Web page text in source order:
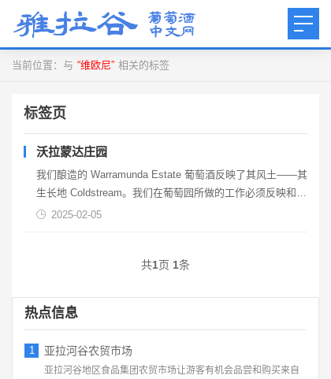
当前位置：与 “维欧尼” 相关的标签
标签页
沃拉蒙达庄园
我们酿造的 Warramunda Estate 葡萄酒反映了其风土——其
生长地 Coldstream。我们在葡萄园所做的工作必须反映和尊
重葡萄生长的土地。葡萄园占地约 65 英亩，种植有霞多
2025-02-05
共1页 1条
热点信息
1 亚拉河谷农贸市场
亚拉河谷地区食品集团农贸市场让游客有机会品尝和购买来自